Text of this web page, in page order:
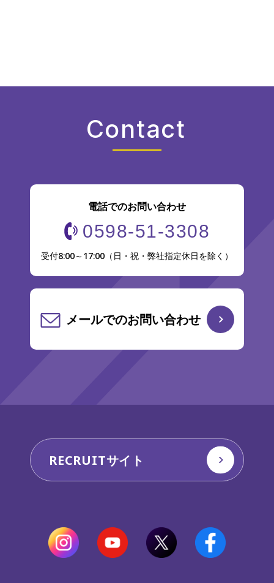
Contact
電話でのお問い合わせ
0598-51-3308
受付8:00～17:00（日・祝・弊社指定休日を除く）
メールでのお問い合わせ
RECRUITサイト